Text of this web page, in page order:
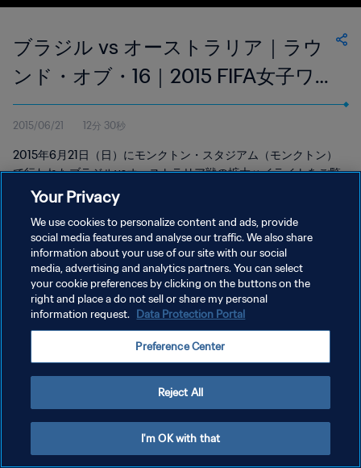
ブラジル vs オーストラリア｜ラウ
ンド・オブ・16｜2015 FIFA女子ワー
ルドカップ カナダ｜エクステンデ
ッド・ハイライト
2015/06/21 12分 30秒
2015年6月21日（日）にモンクトン・スタジアム（モンクトン）
で行われたブラジルvsオーストラリア戦の拡大ハイライトをご覧
ください。
プライバシーポリシー
サービス利用規約
クッキー設定の管理
Copyright © 1994 - 2026 FIFA. All rights reserved.
Your Privacy
We use cookies to personalize content and ads, provide
social media features and analyse our traffic. We also share
information about your use of our site with our social
media, advertising and analytics partners. You can select
your cookie preferences by clicking on the buttons on the
right and place a do not sell or share my personal
information request. Data Protection Portal
Preference Center
Reject All
I'm OK with that